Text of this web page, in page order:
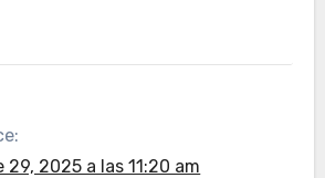
29, 2025 a las 11:20 am